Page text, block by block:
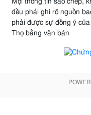
Mọi thông tin sao chép,
đều phải ghi rõ nguồn
phải được sự đồng ý
Thọ bằng văn bản